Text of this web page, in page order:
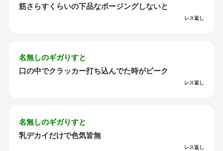
筋さらすくらいの下品なポージングしないと
レス返し
名無しのギガりすと
口の中でクラッカー打ち込んでた時がピーク
レス返し
名無しのギガりすと
乳デカイだけで色気皆無
レス返し